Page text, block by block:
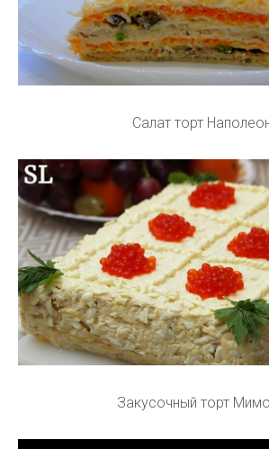
Салат торт
Закусочный торт